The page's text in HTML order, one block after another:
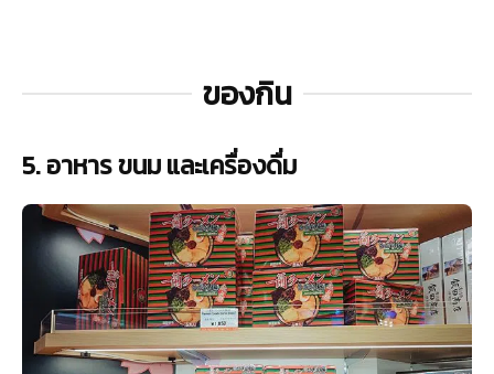
ของกิน
5. อาหาร ขนม และเครื่องดื่ม